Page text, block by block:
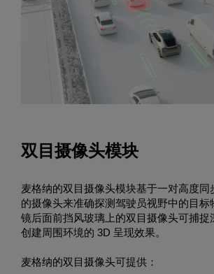
双目摄像头模块
麦格纳的双目摄像头模块基于一对高度同
的摄像头来准确探测驾驶员视野中的目标
镜后面前挡风玻璃上的双目摄像头可捕捉
创建周围环境的 3D 呈现效果。
麦格纳的双目摄像头可提供：